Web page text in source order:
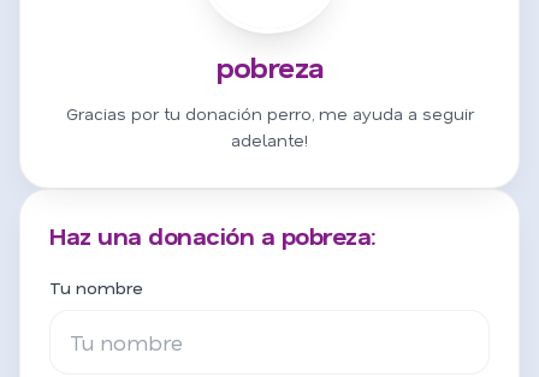
pobreza
Gracias por tu donación perro, me ayuda a seguir
adelante!
Haz una donación a pobreza:
Tu nombre